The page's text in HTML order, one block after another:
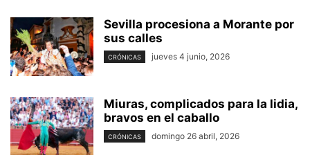
Sevilla procesiona a Morante por
sus calles
CRÓNICAS jueves 4 junio, 2026
Miuras, complicados para la lidia,
bravos en el caballo
CRÓNICAS domingo 26 abril, 2026